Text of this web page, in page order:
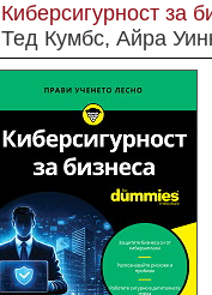
Киберсигурност за
Тед Кумбс, Айра